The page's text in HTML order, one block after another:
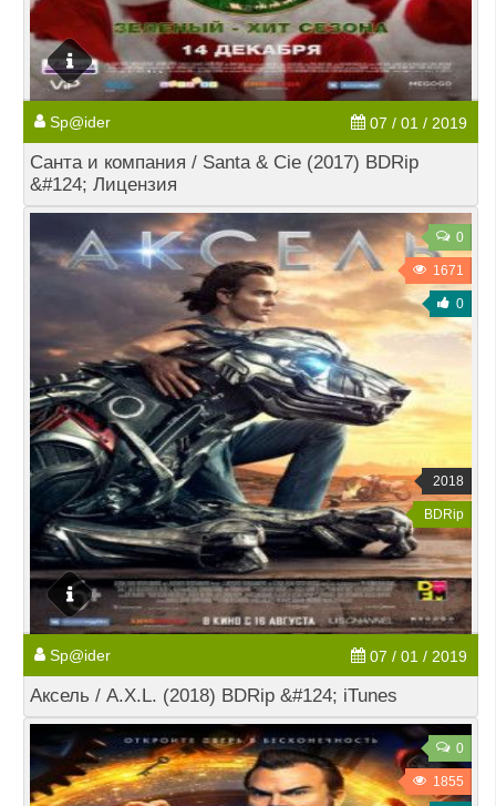
Sp@ider 07 / 01 / 2019
Санта и компания / Santa & Cie (2017) BDRip
&#124; Лицензия
0
1671
0
2018
BDRip
Sp@ider 07 / 01 / 2019
Аксель / A.X.L. (2018) BDRip &#124; iTunes
0
1855